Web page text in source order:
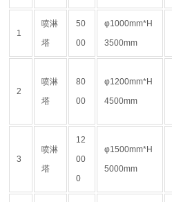
1
喷淋
塔
50
00
φ1000mm*H
3500mm
2
喷淋
塔
80
00
φ1200mm*H
4500mm
3
喷淋
塔
12
00
0
φ1500mm*H
5000mm